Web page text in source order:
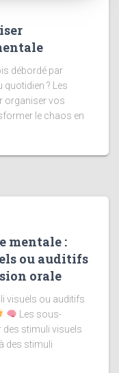
débordé par
quotidien ? Les
organiser vos
le chaos en
mentale :
ou auditifs
orale
visuels ou auditifs
Les sous-
des stimuli visuels
des stimuli